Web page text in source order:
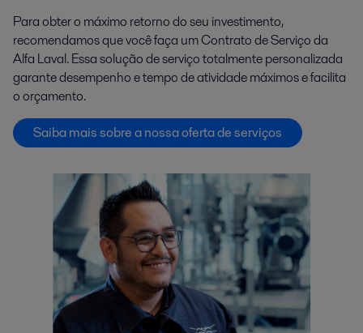
Para obter o máximo retorno do seu investimento,
recomendamos que você faça um Contrato de Serviço da
Alfa Laval. Essa solução de serviço totalmente personalizada
garante desempenho e tempo de atividade máximos e facilita
o orçamento.
Saiba mais sobre a nossa oferta de serviços